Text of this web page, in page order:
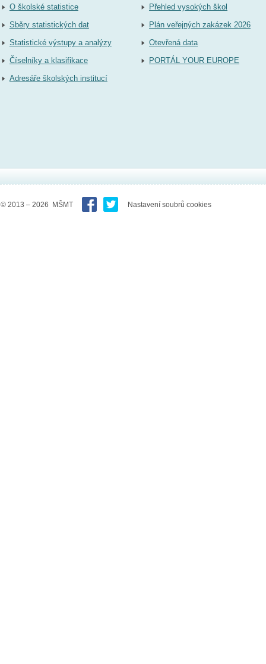
O školské statistice
Sběry statistických dat
Statistické výstupy a analýzy
Číselníky a klasifikace
Adresáře školských institucí
Přehled vysokých škol
Plán veřejných zakázek 2026
Otevřená data
PORTÁL YOUR EUROPE
© 2013 – 2026 MŠMT Nastavení soubrů cookies